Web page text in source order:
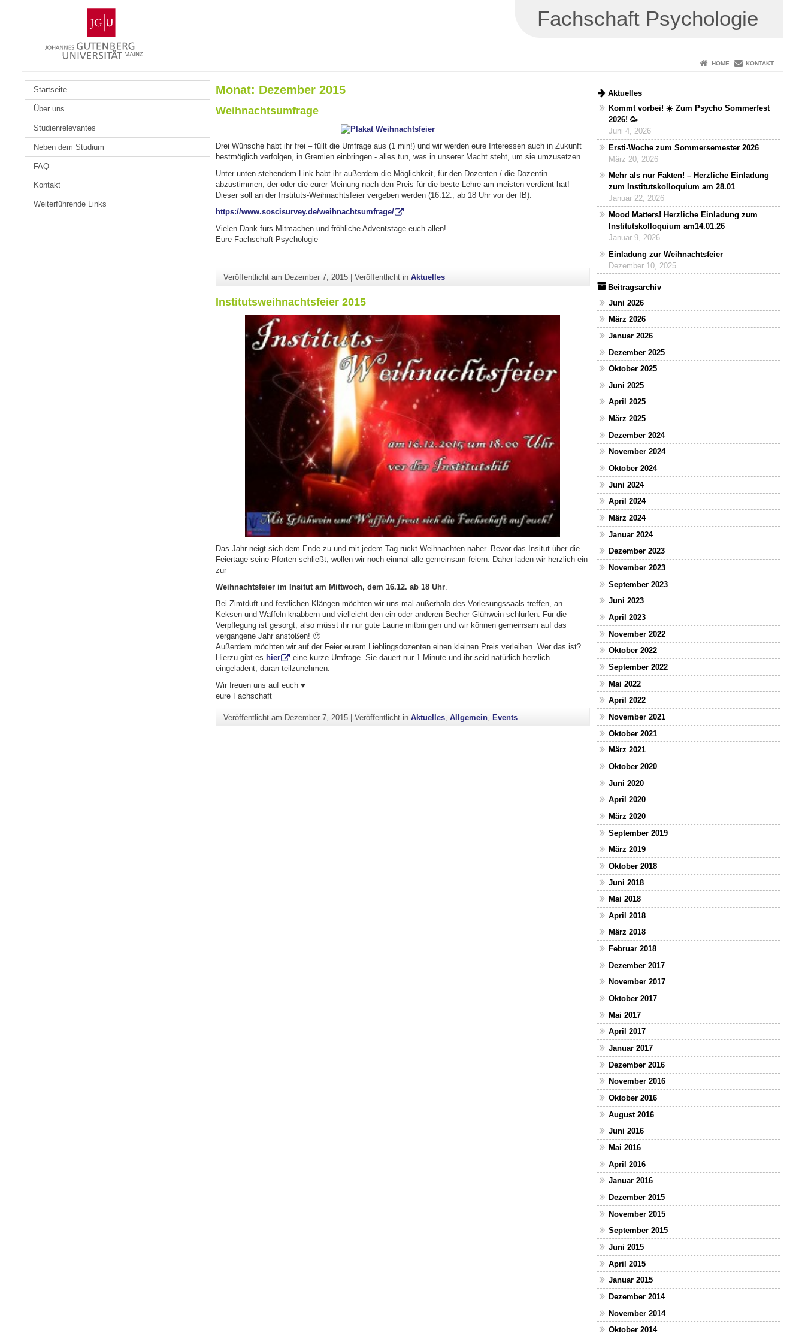
Gutenberg-
Universität
Mainz
Fachschaft Psychologie
HOME KONTAKT
Startseite
Über uns
Studienrelevantes
Neben dem Studium
FAQ
Kontakt
Weiterführende Links
Monat: Dezember 2015
Weihnachtsumfrage
Drei Wünsche habt ihr frei – füllt die Umfrage aus (1 min!) und wir werden eure Interessen auch in Zukunft
bestmöglich verfolgen, in Gremien einbringen - alles tun, was in unserer Macht steht, um sie umzusetzen.
Unter unten stehendem Link habt ihr außerdem die Möglichkeit, für den Dozenten / die Dozentin
abzustimmen, der oder die eurer Meinung nach den Preis für die beste Lehre am meisten verdient hat!
Dieser soll an der Instituts-Weihnachtsfeier vergeben werden (16.12., ab 18 Uhr vor der IB).
https://www.soscisurvey.de/weihnachtsumfrage/
Vielen Dank fürs Mitmachen und fröhliche Adventstage euch allen!
Eure Fachschaft Psychologie
Veröffentlicht am Dezember 7, 2015 |Veröffentlicht inAktuelles
Institutsweihnachtsfeier 2015
Das Jahr neigt sich dem Ende zu und mit jedem Tag rückt Weihnachten näher. Bevor das Insitut über die
Feiertage seine Pforten schließt, wollen wir noch einmal alle gemeinsam feiern. Daher laden wir herzlich ein
zur
Weihnachtsfeier im Insitut am Mittwoch, dem 16.12. ab 18 Uhr.
Bei Zimtduft und festlichen Klängen möchten wir uns mal außerhalb des Vorlesungssaals treffen, an
Keksen und Waffeln knabbern und vielleicht den ein oder anderen Becher Glühwein schlürfen. Für die
Verpflegung ist gesorgt, also müsst ihr nur gute Laune mitbringen und wir können gemeinsam auf das
vergangene Jahr anstoßen! 🙂
Außerdem möchten wir auf der Feier eurem Lieblingsdozenten einen kleinen Preis verleihen. Wer das ist?
Hierzu gibt es hier
eine kurze Umfrage. Sie dauert nur 1 Minute und ihr seid natürlich herzlich
eingeladent, daran teilzunehmen.
Wir freuen uns auf euch ♥
eure Fachschaft
Veröffentlicht am Dezember 7, 2015 |Veröffentlicht inAktuelles ,Allgemein ,Events
Aktuelles
Kommt vorbei! ☀️ Zum Psycho Sommerfest
2026! 🥳
Juni 4, 2026
Ersti-Woche zum Sommersemester 2026
März 20, 2026
Mehr als nur Fakten! – Herzliche Einladung
zum Institutskolloquium am 28.01
Januar 22, 2026
Mood Matters! Herzliche Einladung zum
Institutskolloquium am14.01.26
Januar 9, 2026
Einladung zur Weihnachtsfeier
Dezember 10, 2025
Beitragsarchiv
Juni 2026
März 2026
Januar 2026
Dezember 2025
Oktober 2025
Juni 2025
April 2025
März 2025
Dezember 2024
November 2024
Oktober 2024
Juni 2024
April 2024
März 2024
Januar 2024
Dezember 2023
November 2023
September 2023
Juni 2023
April 2023
November 2022
Oktober 2022
September 2022
Mai 2022
April 2022
November 2021
Oktober 2021
März 2021
Oktober 2020
Juni 2020
April 2020
März 2020
September 2019
März 2019
Oktober 2018
Juni 2018
Mai 2018
April 2018
März 2018
Februar 2018
Dezember 2017
November 2017
Oktober 2017
Mai 2017
April 2017
Januar 2017
Dezember 2016
November 2016
Oktober 2016
August 2016
Juni 2016
Mai 2016
April 2016
Januar 2016
Dezember 2015
November 2015
September 2015
Juni 2015
April 2015
Januar 2015
Dezember 2014
November 2014
Oktober 2014